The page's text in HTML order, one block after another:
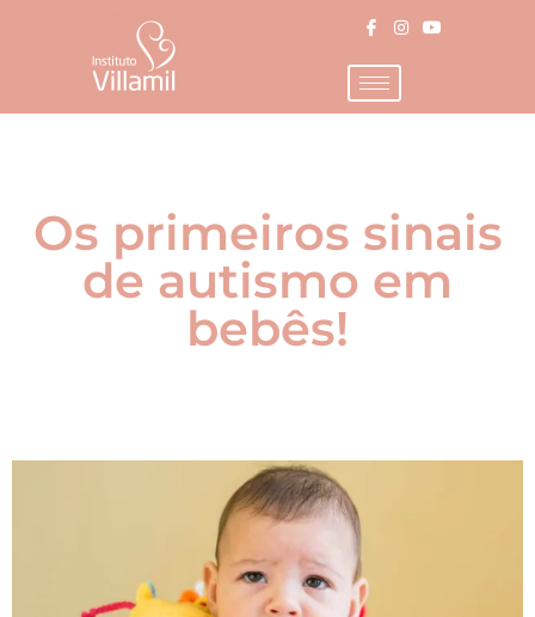
Os primeiros sinais
de autismo em
bebês!